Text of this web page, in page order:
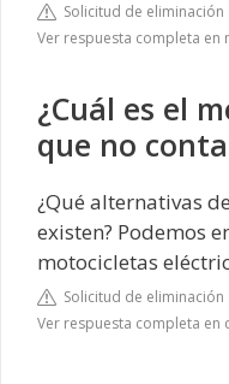
Solicitud de eliminación
Ver respuesta completa en
¿Cuál es el
que no
¿Qué alternativas
existen? Podemos
motocicletas
Solicitud de eliminación
Ver respuesta completa en